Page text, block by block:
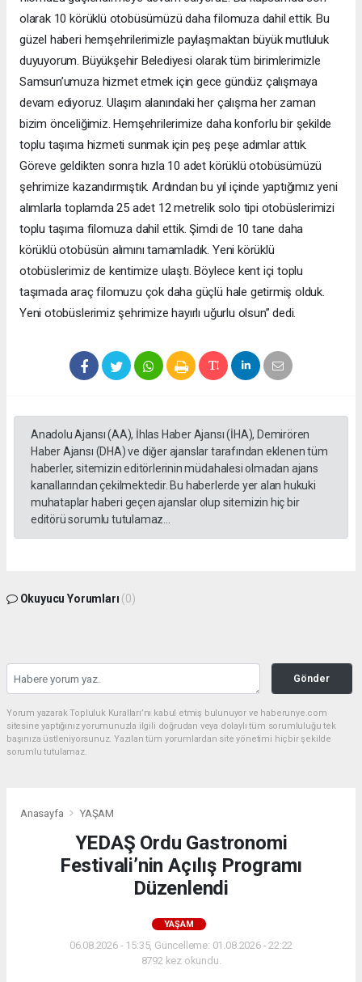
olarak 10 körüklü otobüsümüzü daha filomuza dahil ettik. Bu
güzel haberi hemşehrilerimizle paylaşmaktan büyük mutluluk
duyuyorum. Büyükşehir Belediyesi olarak tüm birimlerimizle
Samsun’umuza hizmet etmek için gece gündüz çalışmaya
devam ediyoruz. Ulaşım alanındaki her çalışma her zaman
bizim önceliğimiz. Hemşehrilerimize daha konforlu bir şekilde
toplu taşıma hizmeti sunmak için peş peşe adımlar attık.
Göreve geldikten sonra hızla 10 adet körüklü otobüsümüzü
şehrimize kazandırmıştık. Ardından bu yıl içinde yaptığımız yeni
alımlarla toplamda 25 adet 12 metrelik solo tipi otobüslerimizi
toplu taşıma filomuza dahil ettik. Şimdi de 10 tane daha
körüklü otobüsün alımını tamamladık. Yeni körüklü
otobüslerimiz de kentimize ulaştı. Böylece kent içi toplu
taşımada araç filomuzu çok daha güçlü hale getirmiş olduk.
Yeni otobüslerimiz şehrimize hayırlı uğurlu olsun” dedi.
Anadolu Ajansı (AA), İhlas Haber Ajansı (İHA), Demirören
Haber Ajansı (DHA) ve diğer ajanslar tarafından eklenen tüm
haberler, sitemizin editörlerinin müdahalesi olmadan ajans
kanallarından çekilmektedir. Bu haberlerde yer alan hukuki
muhataplar haberi geçen ajanslar olup sitemizin hiç bir
editörü sorumlu tutulamaz...
Okuyucu Yorumları (0)
Gönder
Yorum yazarak Topluluk Kuralları’nı kabul etmiş bulunuyor ve haberunye.com
sitesine yaptığınız yorumunuzla ilgili doğrudan veya dolaylı tüm sorumluluğu tek
başınıza üstleniyorsunuz. Yazılan tüm yorumlardan site yönetimi hiçbir şekilde
sorumlu tutulamaz.
Anasayfa YAŞAM
YEDAŞ Ordu Gastronomi
Festivali’nin Açılış Programı
Düzenlendi
YAŞAM
06.08.2026 - 15:35, Güncelleme: 01.08.2026 - 22:22
8792 kez okundu.